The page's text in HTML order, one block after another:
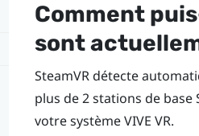
Comment
sont
SteamVRdétecte
plus de 2 stations de base
votre systèmeVIVE VR.